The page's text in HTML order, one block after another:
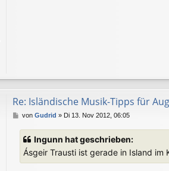
Re: Isländische Musik-Tipps für
B
a
von Gudrid » Di 13. Nov 2012, 06:05
Ingunn hat geschrieben:
Ásgeir Trausti ist gerade in Island im